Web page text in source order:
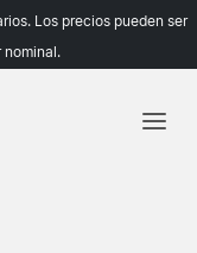
Los precios pueden ser
nominal.